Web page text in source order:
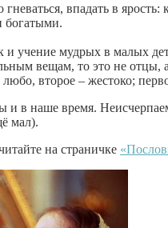
впадать в
богатыми.
и учение мудрых в малых
вещам, то это не
второе – жестоко;
и в наше время.
мал).
на страничке